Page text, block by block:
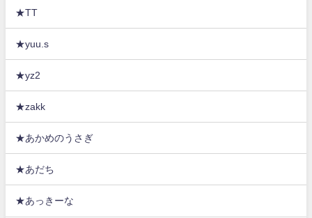
★TT
★yuu.s
★yz2
★zakk
★あかめのうさぎ
★あだち
★あっきーな